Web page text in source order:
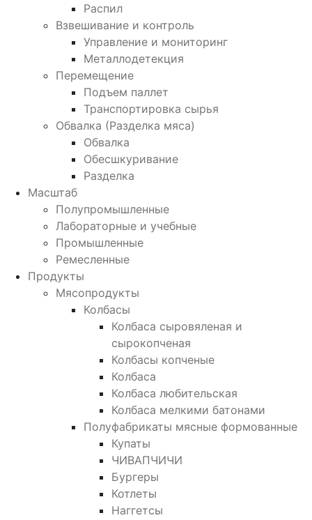
Распил
Взвешивание и контроль
Управление и мониторинг
Металлодетекция
Перемещение
Подъем паллет
Транспортировка сырья
Обвалка (Разделка мяса)
Обвалка
Обесшкуривание
Разделка
Масштаб
Полупромышленные
Лабораторные и учебные
Промышленные
Ремесленные
Продукты
Мясопродукты
Колбасы
Колбаса сыровяленая и
сырокопченая
Колбасы копченые
Колбаса
Колбаса любительская
Колбаса мелкими батонами
Полуфабрикаты мясные формованные
Купаты
ЧИВАПЧИЧИ
Бургеры
Котлеты
Наггетсы